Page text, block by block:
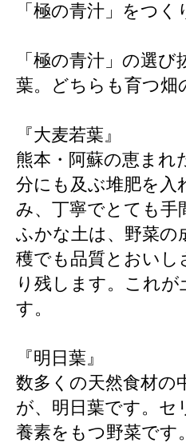
「極の青汁」をつ
「極の青汁」の選
葉。どちらも育つ畑
『大麦若葉』
熊本・阿蘇の恵まれ
分にも及ぶ堆肥を入
み、丁寧でとても
ふかな土は、野菜の
穫でも品質とおい
り残します。これ
す。
『明日葉』
数多くの天然食材の
が、明日葉です。
養素をもつ野菜です